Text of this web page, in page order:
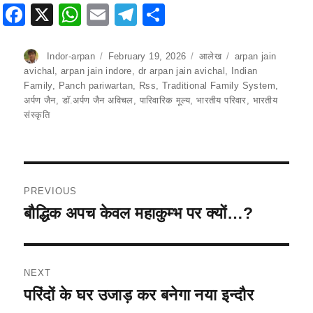
F
c
e
b
o
k
X
W
at
s
A
E
ai
l
T
e
gr
a
ar
e
Author
Indor-arpan
Posted
on
February 19, 2026 Categories
आलेख Tags
arpan jain
avichal
,arpan jain indore dr arpan jain avichal
Indian
Family, Panch pariwartan Rss Traditional Family System
अर्पण जैन, डॉ.अर्पण जैन अविचल पारिवारिक मूल्य,भारतीय परिवार
भारतीय
संस्कृति
navigation
PREVIOUS
Previous
बौद्धिक अपच केवल महाकुम्भ पर क्यों…?
NEXT
Next
परिंदों के घर उजाड़ कर बनेगा नया इन्दौर